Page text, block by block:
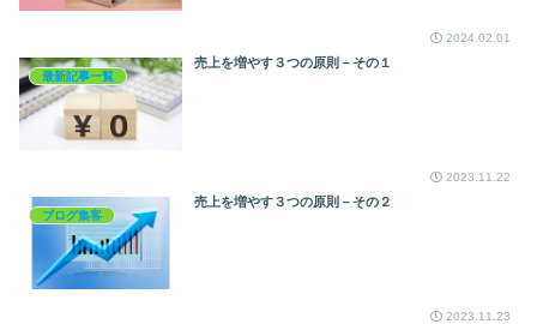
2024.02.01
最新記事一覧
売上を増やす３つの原則－その１
2023.11.22
ブログ集客
売上を増やす３つの原則－その２
2023.11.23